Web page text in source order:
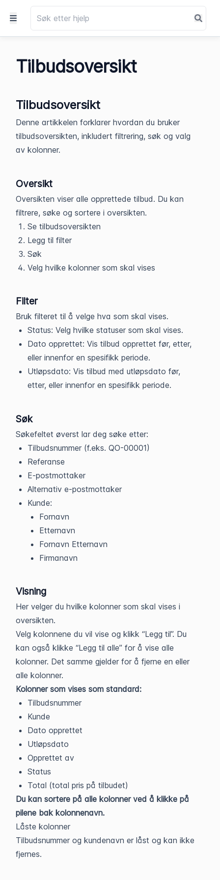
Tilbudsoversikt
Tilbudsoversikt
Denne artikkelen forklarer hvordan du bruker
tilbudsoversikten, inkludert filtrering, søk og valg
av kolonner.
Oversikt
Oversikten viser alle opprettede tilbud. Du kan
filtrere, søke og sortere i oversikten.
Se tilbudsoversikten
Legg til filter
Søk
Velg hvilke kolonner som skal vises
Filter
Bruk filteret til å velge hva som skal vises.
Status: Velg hvilke statuser som skal vises.
Dato opprettet: Vis tilbud opprettet før, etter,
eller innenfor en spesifikk periode.
Utløpsdato: Vis tilbud med utløpsdato før,
etter, eller innenfor en spesifikk periode.
Søk
Søkefeltet øverst lar deg søke etter:
Tilbudsnummer (f.eks. QO-00001)
Referanse
E-postmottaker
Alternativ e-postmottaker
Kunde:
Fornavn
Etternavn
Fornavn Etternavn
Firmanavn
Visning
Her velger du hvilke kolonner som skal vises i
oversikten.
Velg kolonnene du vil vise og klikk “Legg til”. Du
kan også klikke “Legg til alle” for å vise alle
kolonner. Det samme gjelder for å fjerne en eller
alle kolonner.
Kolonner som vises som standard:
Tilbudsnummer
Kunde
Dato opprettet
Utløpsdato
Opprettet av
Status
Total (total pris på tilbudet)
Du kan sortere på alle kolonner ved å klikke på
pilene bak kolonnenavn.
Låste kolonner
Tilbudsnummer og kundenavn er låst og kan ikke
fjernes.